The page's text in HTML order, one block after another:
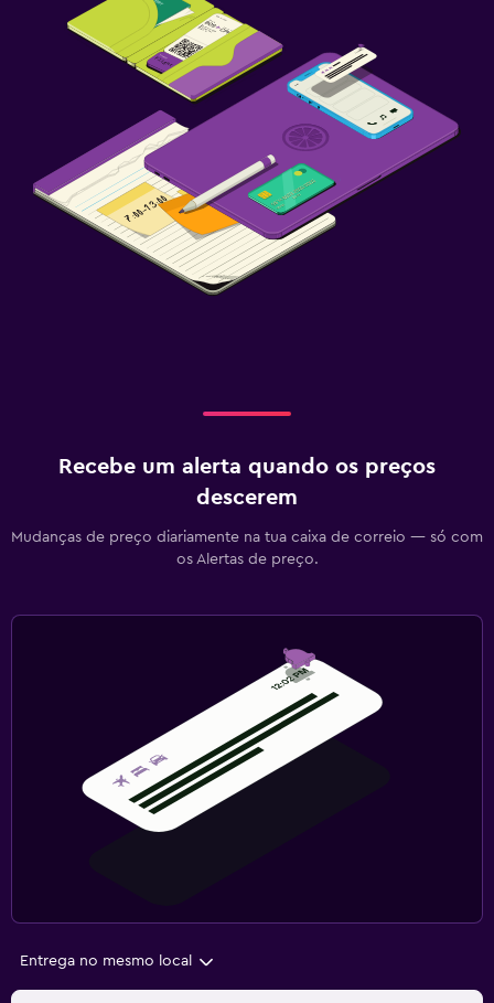
Recebe um alerta quando os preços
descerem
Mudanças de preço diariamente na tua caixa de correio — só com
os Alertas de preço.
Entrega no mesmo local